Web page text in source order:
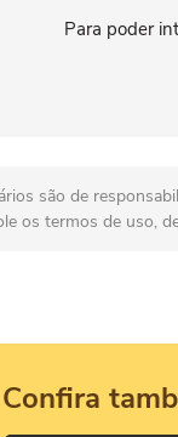
Para poder
são de
os termos de uso,
Confira